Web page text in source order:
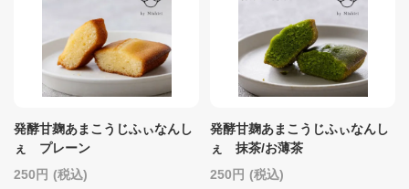
発酵甘麹あまこうじふぃなんし
ぇ プレーン
250
(税込)
発酵甘麹あまこうじふぃなんし
ぇ 抹茶/お薄茶
250
(税込)